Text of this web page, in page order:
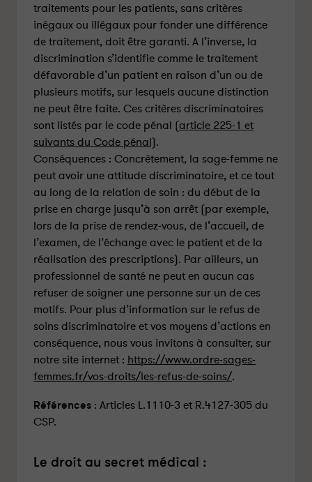
traitements pour les patients, sans critères
inégaux ou illégaux pour fonder une différence
de traitement, doit être garanti. A l’inverse, la
discrimination s’identifie comme le traitement
défavorable d’un patient en raison d’un ou de
plusieurs motifs, sur lesquels aucune distinction
ne peut être faite. Ces critères discriminatoires
sont listés par le code pénal (article 225-1 et
suivants du Code pénal).
Conséquences : Concrètement, la sage-femme ne
peut avoir une attitude discriminatoire, et ce tout
au long de la relation de soin : du début de la
prise en charge jusqu’à son arrêt (par exemple,
lors de la prise de rendez-vous, de l’accueil, de
l’examen, de l’échange avec le patient et de la
réalisation des prescriptions). Par ailleurs, un
professionnel de santé ne peut en aucun cas
refuser de soigner une personne sur un de ces
motifs. Pour plus d’information sur le refus de
soins discriminatoire et vos moyens d’actions en
conséquence, nous vous invitons à consulter, sur
notre site internet : https://www.ordre-sages-
femmes.fr/vos-droits/les-refus-de-soins/.
Références : Articles L.1110-3 et R.4127-305 du
CSP.
Le droit au secret médical :